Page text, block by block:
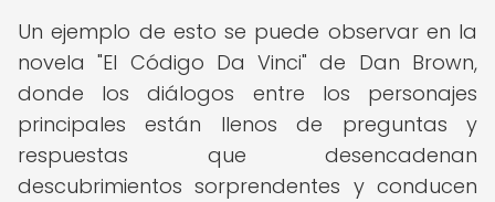
Un ejemplo de esto se puede observar en la
novela "El Código Da Vinci" de Dan Brown,
donde los diálogos entre los personajes
principales están llenos de preguntas y
respuestas que desencadenan
descubrimientos sorprendentes y conducen